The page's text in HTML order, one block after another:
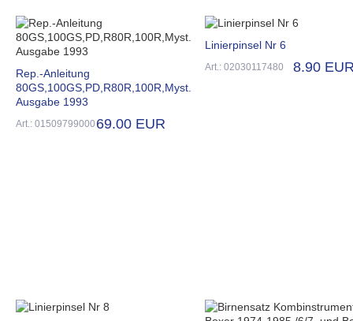
Rep.-Anleitung
80GS,100GS,PD,R80R,100R,Myst.
Ausgabe 1993
Art.: 01509799000 69.00 EUR
Linierpinsel Nr 6
Art.: 02030117480 8.90